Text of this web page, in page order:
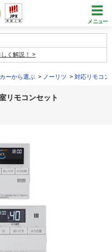
メニュー
く解説！
ーから選ぶ ノーリツ 対応リモコン
リモコンセット